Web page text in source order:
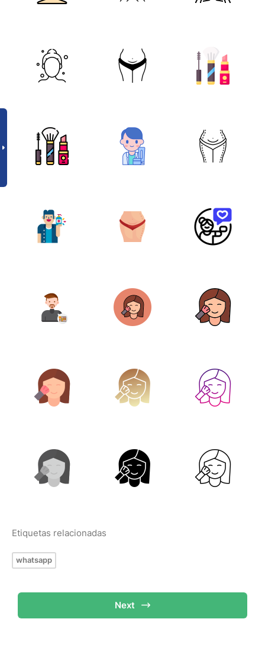
Etiquetas relacionadas
whatsapp
Next